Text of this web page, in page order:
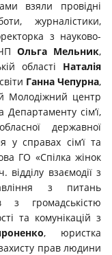
взяли провідні
журналістики,
з науково-
Ольга Мельник,
області Наталія
Ганна Чепурна,
Молодіжний центр
сім’ї,
державної
у справах сім’ї та
ГО «Спілка жінок
відділу взаємодії з
з питань
з громадськістю
та комунікацій з
, юристка
захисту прав людини